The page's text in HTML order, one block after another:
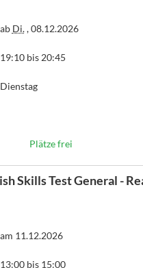
ab Di., 08.12.2026
19:10 bis 20:45
Dienstag
Plätze frei
Skills Test General -
am 11.12.2026
13:00 bis 15:00